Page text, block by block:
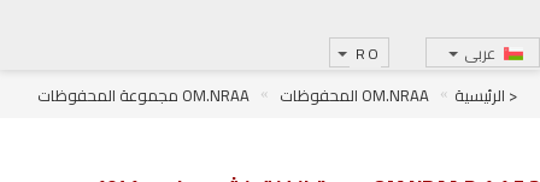
عربى RO
< الرئيسية OM.NRAA المحفوظات
OM.NRAA مجموعة المحفوظات